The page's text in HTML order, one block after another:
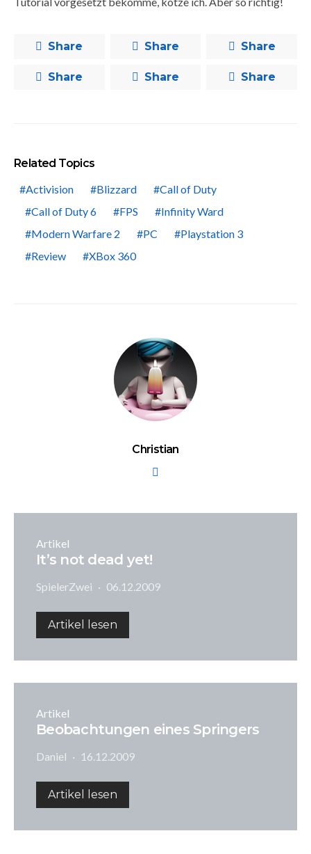
Share Share Share
Share Share Share
Related Topics
Activision
Blizzard
Call of Duty
Call of Duty 6
FPS
Infinity Ward
Modern Warfare 2
PC
Playstation 3
Review
XBox 360
Christian
Artikel
It’s not dead yet!
SpielerZwei 06.12.2009
Artikel lesen
Artikel
Beobachtungen eines Springers
Daniel 16.12.2009
Artikel lesen